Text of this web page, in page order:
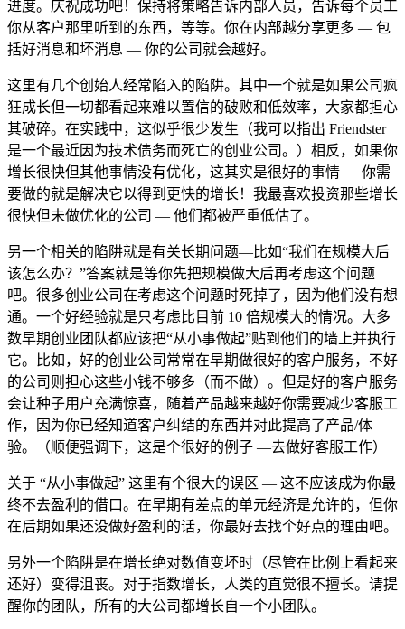
进度。庆祝成功吧！保持将策略告诉内部人员，告诉每个员工
你从客户那里听到的东西，等等。你在内部越分享更多 — 包
括好消息和坏消息 — 你的公司就会越好。
这里有几个创始人经常陷入的陷阱。其中一个就是如果公司疯
狂成长但一切都看起来难以置信的破败和低效率，大家都担心
其破碎。在实践中，这似乎很少发生（我可以指出 Friendster
是一个最近因为技术债务而死亡的创业公司。）相反，如果你
增长很快但其他事情没有优化，这其实是很好的事情 — 你需
要做的就是解决它以得到更快的增长！我最喜欢投资那些增长
很快但未做优化的公司 — 他们都被严重低估了。
另一个相关的陷阱就是有关长期问题—比如“我们在规模大后
该怎么办？”答案就是等你先把规模做大后再考虑这个问题
吧。很多创业公司在考虑这个问题时死掉了，因为他们没有想
通。一个好经验就是只考虑比目前 10 倍规模大的情况。大多
数早期创业团队都应该把“从小事做起”贴到他们的墙上并执行
它。比如，好的创业公司常常在早期做很好的客户服务，不好
的公司则担心这些小钱不够多（而不做）。但是好的客户服务
会让种子用户充满惊喜，随着产品越来越好你需要减少客服工
作，因为你已经知道客户纠结的东西并对此提高了产品/体
验。（顺便强调下，这是个很好的例子 —去做好客服工作）
关于 “从小事做起” 这里有个很大的误区 — 这不应该成为你最
终不去盈利的借口。在早期有差点的单元经济是允许的，但你
在后期如果还没做好盈利的话，你最好去找个好点的理由吧。
另外一个陷阱是在增长绝对数值变坏时（尽管在比例上看起来
还好）变得沮丧。对于指数增长，人类的直觉很不擅长。请提
醒你的团队，所有的大公司都增长自一个小团队。